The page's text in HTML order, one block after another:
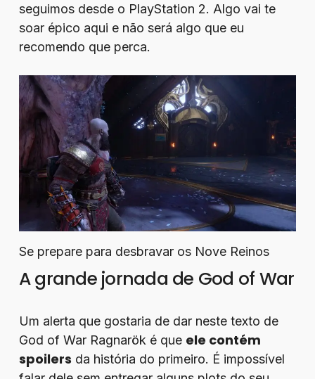
seguimos desde o PlayStation 2. Algo vai te
soar épico aqui e não será algo que eu
recomendo que perca.
Se prepare para desbravar os Nove Reinos
A grande jornada de God of War
Um alerta que gostaria de dar neste texto de
God of War Ragnarök é que ele contém
spoilers da história do primeiro. É impossível